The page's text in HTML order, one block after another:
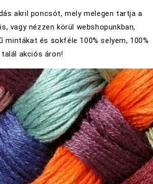
akril poncsót, mely melegen tartja a
vagy nézzen körül webshopunkban,
mintákat és sokféle 100% selyem, 100%
akciós áron!